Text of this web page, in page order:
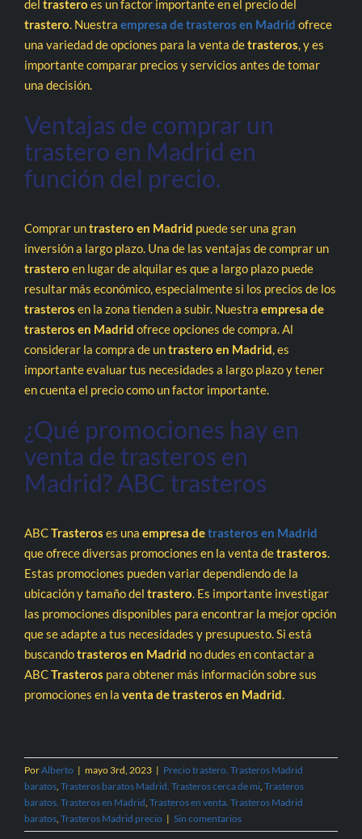
del trastero es un factor importante en el precio del
trastero. Nuestra empresa de trasteros en Madrid ofrece
una variedad de opciones para la venta detrasteros, y es
importante comparar precios y servicios antes de tomar
una decisión.
Ventajas de comprar un
trastero en Madrid en
función del precio.
Comprar untrastero en Madrid puede ser una gran
inversión a largo plazo. Una de las ventajas de comprar un
trastero en lugar de alquilar es que a largo plazo puede
resultar más económico, especialmente si los precios de los
trasteros en la zona tienden a subir. Nuestra empresa de
trasteros en Madrid ofrece opciones de compra. Al
considerar la compra de untrastero en Madrid, es
importante evaluar tus necesidades a largo plazo y tener
en cuenta el precio como un factor importante.
¿Qué promociones hay en
venta de trasteros en
Madrid? ABC trasteros
ABCTrasteros es una empresa detrasteros en Madrid
que ofrece diversas promociones en la venta detrasteros.
Estas promociones pueden variar dependiendo de la
ubicación y tamaño del trastero. Es importante investigar
las promociones disponibles para encontrar la mejor opción
que se adapte a tus necesidades y presupuesto. Si está
buscandotrasteros en Madrid no dudes en contactar a
ABCTrasteros para obtener más información sobre sus
promociones en la venta de trasteros en Madrid.
PorAlberto | mayo 3rd, 2023 | Precio trastero. Trasteros Madrid
baratos, Trasteros baratos Madrid. Trasteros cerca de mi, Trasteros
baratos. Trasteros en Madrid, Trasteros en venta. Trasteros Madrid
baratos, Trasteros Madrid precio | Sin comentarios